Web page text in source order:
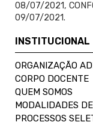
08/07/2021,
09/07/2021.
INSTITUCIONAL
ORGANIZAÇÃO
CORPO DOCENTE
QUEM SOMOS
MODALIDADES
PROCESSOS